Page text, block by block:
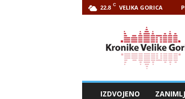
22.8 C VELIKA GORICA
IZDVOJENO